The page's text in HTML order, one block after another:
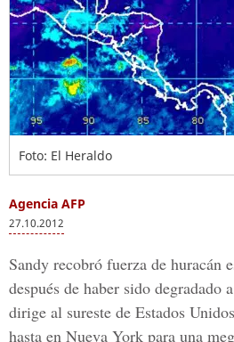
Foto: El Heraldo
Agencia AFP
27.10.2012
Sandy recobró fuerza de huracán
después de haber sido degradado
dirige al sureste de Estados
hasta en Nueva York para una